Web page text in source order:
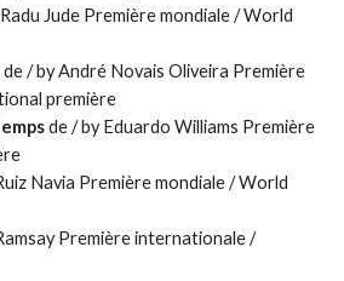
Jude Première mondiale / World
de / by André Novais Oliveira Première
première
de / by Eduardo Williams Première
Navia Première mondiale / World
Première internationale /